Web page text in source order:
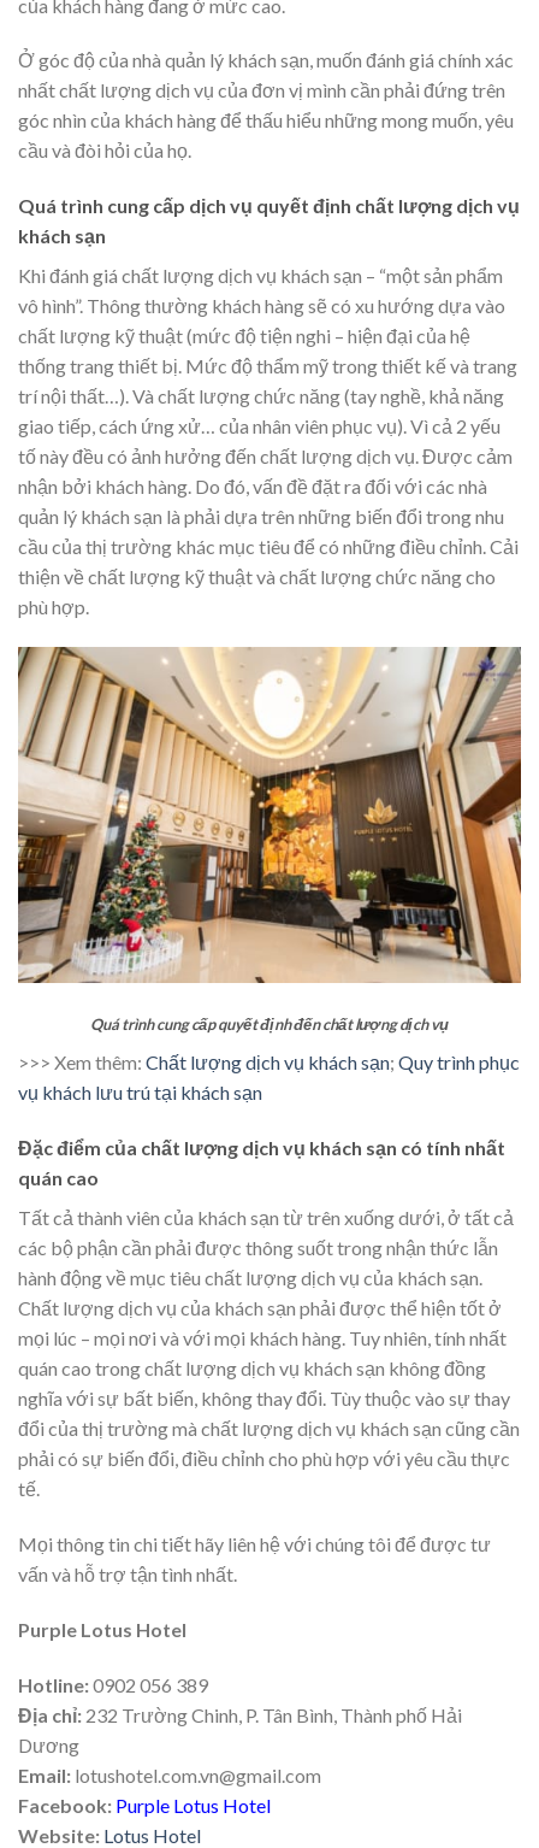
của khách hàng đang ở mức cao.
Ở góc độ của nhà quản lý khách sạn, muốn đánh giá chính xác
nhất chất lượng dịch vụ của đơn vị mình cần phải đứng trên
góc nhìn của khách hàng để thấu hiểu những mong muốn, yêu
cầu và đòi hỏi của họ.
Quá trình cung cấp dịch vụ quyết định chất lượng dịch vụ
khách sạn
Khi đánh giá chất lượng dịch vụ khách sạn – “một sản phẩm
vô hình”. Thông thường khách hàng sẽ có xu hướng dựa vào
chất lượng kỹ thuật (mức độ tiện nghi – hiện đại của hệ
thống trang thiết bị. Mức độ thẩm mỹ trong thiết kế và trang
trí nội thất…). Và chất lượng chức năng (tay nghề, khả năng
giao tiếp, cách ứng xử… của nhân viên phục vụ). Vì cả 2 yếu
tố này đều có ảnh hưởng đến chất lượng dịch vụ. Được cảm
nhận bởi khách hàng. Do đó, vấn đề đặt ra đối với các nhà
quản lý khách sạn là phải dựa trên những biến đổi trong nhu
cầu của thị trường khác mục tiêu để có những điều chỉnh. Cải
thiện về chất lượng kỹ thuật và chất lượng chức năng cho
phù hợp.
Quá trình cung cấp quyết định đến chất lượng dịch vụ
>>> Xem thêm: Chất lượng dịch vụ khách sạn; Quy trình phục
vụ khách lưu trú tại khách sạn
Đặc điểm của chất lượng dịch vụ khách sạn có tính nhất
quán cao
Tất cả thành viên của khách sạn từ trên xuống dưới, ở tất cả
các bộ phận cần phải được thông suốt trong nhận thức lẫn
hành động về mục tiêu chất lượng dịch vụ của khách sạn.
Chất lượng dịch vụ của khách sạn phải được thể hiện tốt ở
mọi lúc – mọi nơi và với mọi khách hàng. Tuy nhiên, tính nhất
quán cao trong chất lượng dịch vụ khách sạn không đồng
nghĩa với sự bất biến, không thay đổi. Tùy thuộc vào sự thay
đổi của thị trường mà chất lượng dịch vụ khách sạn cũng cần
phải có sự biến đổi, điều chỉnh cho phù hợp với yêu cầu thực
tế.
Mọi thông tin chi tiết hãy liên hệ với chúng tôi để được tư
vấn và hỗ trợ tận tình nhất.
Purple Lotus Hotel
Hotline:0902 056 389
Địa chỉ: 232 Trường Chinh, P. Tân Bình, Thành phố Hải
Dương
Email: lotushotel.com.vn@gmail.com
Facebook: Purple Lotus Hotel
Website: Lotus Hotel